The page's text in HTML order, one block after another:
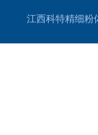
江西科特精细粉